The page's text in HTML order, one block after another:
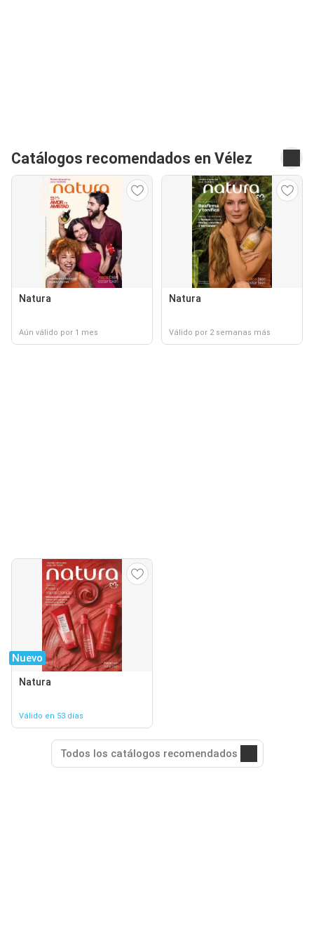
Catálogos recomendados en Vélez
Natura
Aún válido por 1 mes
Natura
Válido por 2 semanas más
Nuevo
Natura
Válido en 53 días
Todos los catálogos recomendados